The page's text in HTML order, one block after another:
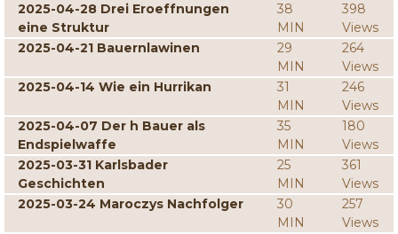
2025-04-28 Drei Eroeffnungen
eine Struktur
38
MIN
398
Views
2025-04-21 Bauernlawinen
29
MIN
264
Views
2025-04-14 Wie ein Hurrikan
31
MIN
246
Views
2025-04-07 Der h Bauer als
Endspielwaffe
35
MIN
180
Views
2025-03-31 Karlsbader
Geschichten
25
MIN
361
Views
2025-03-24 Maroczys Nachfolger
30
MIN
257
Views